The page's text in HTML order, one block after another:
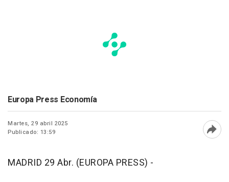
Europa Press Economía
Martes, 29 abril 2025
Publicado: 13:59
MADRID 29 Abr. (EUROPA PRESS) -